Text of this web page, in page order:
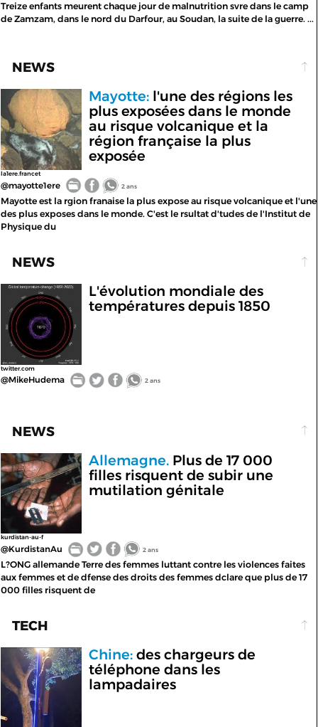
Treize enfants meurent chaque jour de malnutrition svre dans le camp
de Zamzam, dans le nord du Darfour, au Soudan, la suite de la guerre. ...
NEWS
la1ere.francet
Mayotte:l'une des régions les
plus exposées dans le monde
au risque volcanique et la
région française la plus
exposée
@mayotte1ere 2 ans
Mayotte est la rgion franaise la plus expose au risque volcanique et l'une
des plus exposes dans le monde. C'est le rsultat d'tudes de l'Institut de
Physique du
NEWS
twitter.com
L'évolution mondiale des
températures depuis 1850
@MikeHudema 2 ans
NEWS
kurdistan-au-f
Allemagne.Plus de 17 000
filles risquent de subir une
mutilation génitale
@KurdistanAu 2 ans
L?ONG allemande Terre des femmes luttant contre les violences faites
aux femmes et de dfense des droits des femmes dclare que plus de 17
000 filles risquent de
TECH
Chine:des chargeurs de
téléphone dans les
lampadaires